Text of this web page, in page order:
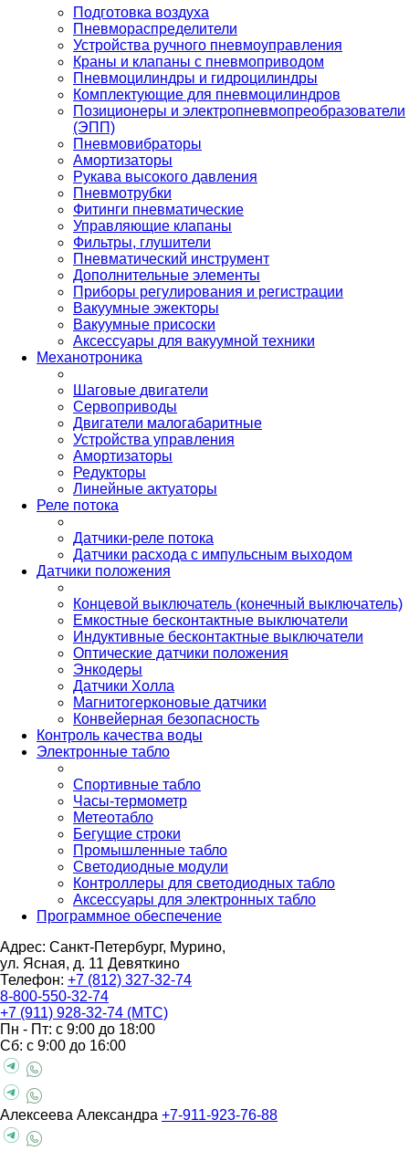
Подготовка воздуха
Пневмораспределители
Устройства ручного пневмоуправления
Краны и клапаны с пневмоприводом
Пневмоцилиндры и гидроцилиндры
Комплектующие для пневмоцилиндров
Позиционеры и электропневмопреобразователи
(ЭПП)
Пневмовибраторы
Амортизаторы
Рукава высокого давления
Пневмотрубки
Фитинги пневматические
Управляющие клапаны
Фильтры, глушители
Пневматический инструмент
Дополнительные элементы
Приборы регулирования и регистрации
Вакуумные эжекторы
Вакуумные присоски
Аксессуары для вакуумной техники
Механотроника
Шаговые двигатели
Сервоприводы
Двигатели малогабаритные
Устройства управления
Амортизаторы
Редукторы
Линейные актуаторы
Реле потока
Датчики-реле потока
Датчики расхода с импульсным выходом
Датчики положения
Концевой выключатель (конечный выключатель)
Емкостные бесконтактные выключатели
Индуктивные бесконтактные выключатели
Оптические датчики положения
Энкодеры
Датчики Холла
Магнитогерконовые датчики
Конвейерная безопасность
Контроль качества воды
Электронные табло
Спортивные табло
Часы-термометр
Метеотабло
Бегущие строки
Промышленные табло
Светодиодные модули
Контроллеры для светодиодных табло
Аксессуары для электронных табло
Программное обеспечение
Адрес: Санкт-Петербург, Мурино,
ул. Ясная, д. 11 Девяткино
Телефон: +7 (812) 327-32-74
8-800-550-32-74
+7 (911) 928-32-74 (МТС)
Пн - Пт: с 9:00 до 18:00
Сб: с 9:00 до 16:00
Алексеева Александра +7-911-923-76-88